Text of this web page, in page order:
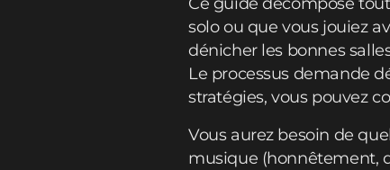
solo ou que vous jouiez
dénicher les bonnes
Le processus demande
stratégies, vous pouvez
Vous aurez besoin de
musique (honnêtement,